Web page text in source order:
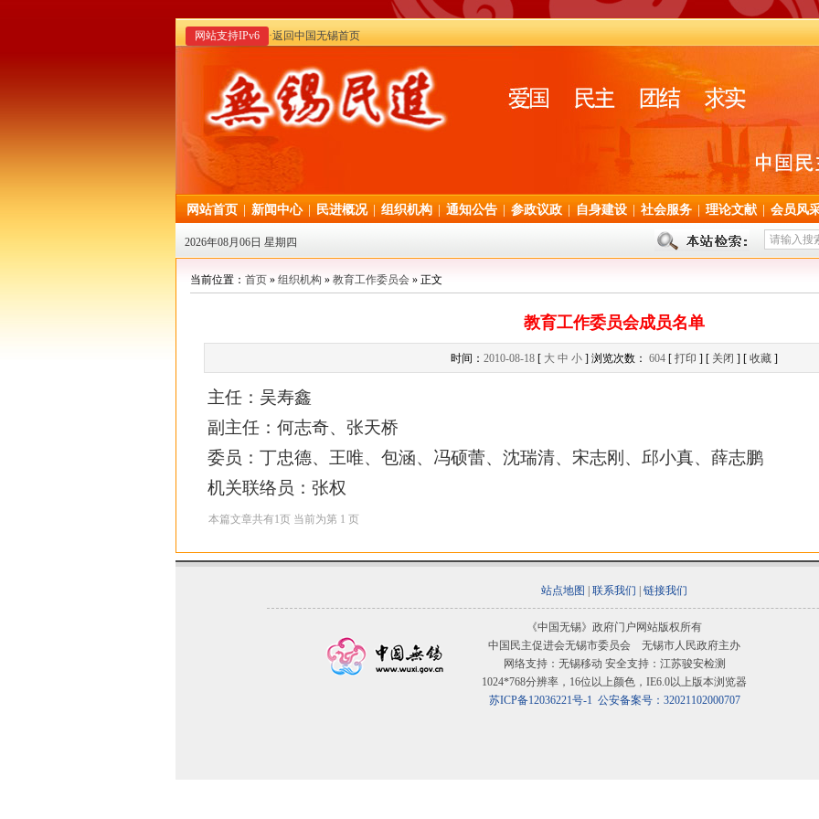
网站支持IPv6 ·返回中国无锡首页
网站首页 新闻中心 民进概况 组织机构 通知公告 参政议政 自身建设 社会服务 理论文献 会员风
2026年08月06日 星期四
当前位置： 首页 » 组织机构 » 教育工作委员会 » 正文
教育工作委员会成员名单
时间： 2010-08-18 [ 大 中 小 ] 浏览次数： 604 [ 打印 ] [ 关闭 ] [ 收藏 ]
主任：吴寿鑫
副主任：何志奇、张天桥
委员：丁忠德、王唯、包涵、冯硕蕾、沈瑞清、宋志刚、邱小真、薛志鹏
机关联络员：张权
本篇文章共有1页 当前为第 1 页
站点地图 联系我们 链接我们
《中国无锡》政府门户网站版权所有
中国民主促进会无锡市委员会 无锡市人民政府主办
网络支持：无锡移动 安全支持：江苏骏安检测
1024*768分辨率，16位以上颜色，IE6.0以上版本浏览器
苏ICP备12036221号-1 公安备案号：32021102000707